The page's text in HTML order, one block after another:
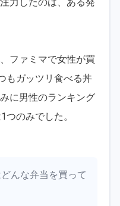
力したのは、ある発
ファミマで女性が買
もガッツリ食べる丼
に男性のランキング
のみでした。
んな弁当を買って